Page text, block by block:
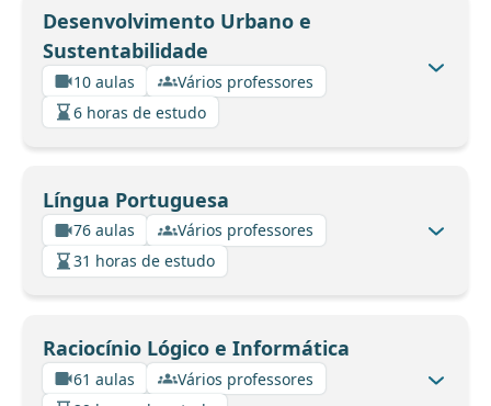
Desenvolvimento Urbano e
Sustentabilidade
10 aulas
Vários professores
6 horas de estudo
Língua Portuguesa
76 aulas
Vários professores
31 horas de estudo
Raciocínio Lógico e Informática
61 aulas
Vários professores